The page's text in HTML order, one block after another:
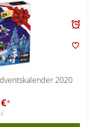
2020
*